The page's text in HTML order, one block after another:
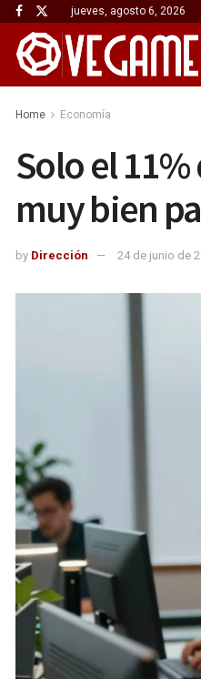
jueves, agosto 6, 2026
Home Economía
Solo el
muy bien
by Dirección 24 de junio de